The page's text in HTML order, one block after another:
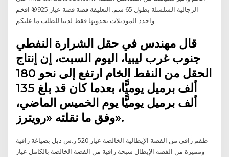
الرجالية السلسلة بطول 65 سم. التعليقة فضة فضة عيار 925®️ افخم
واجدد الموديلات تجدونها فقط لدينا للطلب ما عليكم
قال مهندس في حقل الشرارة النفطي
جنوب غرب ليبيا، اليوم السبت، إن إنتاج
الحقل من النفط الخام ارتفع إلى نحو 180
ألف برميل يوميًّا، بعدما كان قد بلغ 135
ألف برميل يوميًّا يوم الخميس الماضي،
وفق ما نقلته «رويترز».
طقم راقي من الفضة الإيطالية الخالصة عيار 520 ر.س دبل بصياغة راقية
ومميزة من الفضه الإيطال سبحة راقية من الفضة الخالصة بالكامل عيار